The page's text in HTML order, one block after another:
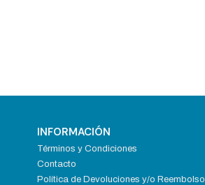
INFORMACIÓN
Términos y Condiciones
Contacto
Política de Devoluciones y/o Reembolso